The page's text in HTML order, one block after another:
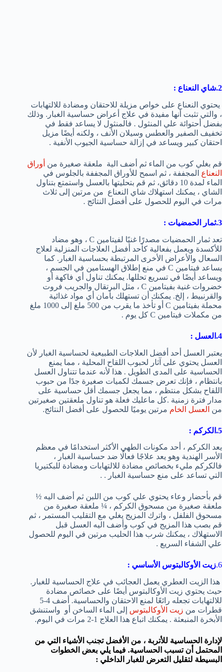
2.شاي النعناع
:
يحتوي النعناع على خواص مزيلة للاحتقان ومضادة للالتهابات
، والتي تثبت أنها مفيدة في علاج أعراض حساسية الغبار. وذلك
بفضل أحتوائة علي المنثول . فالمنثول لا يساعد فقط في
تخفيف الصفير والعطس وسيلان الأنف ، ولكنه أيضًا مزيل
احتقان كبير ويساعد في إزالة حساسية الجيوب الأنفية .
قم بغلي كوب من الماء ثم أضف الية ملعقة صغيرة من أوراق
النعناع المجففة ، ثم اسمح للأوراق المجففة بالجلوس في
الماء لمدة 10 دقائق، ثم قم بتحليتها بالعسل واستمتع بتناول
الشاي ، يمكنك استهلاك شاي النعناع من مرتين إلى ثلاث
مرات في اليوم للحصول على أفضل النتائج .
3.ثمار الحمضيات
:
تعد ثمار الحمضيات مصدرًا غنيًا لفيتامين C ، وهو مضاد
للأكسدة ويعمل بفعالية كأحد أفضل العلاجات المنزلية لعلاج
السعال والأعراض الأخرى المرتبطة بحساسية الغبار. كما
يساعد فيتامين C في منع إطلاق الهستامين في الجسم ،
ويساعد أيضًا في تسريع تحللها. يمكنك تناول أي فاكهة أو
خضروات غنية بفيتامين C ، مثل البرتقال والجريب فروت
والقرنبيط ، إلخ. يمكنك أن تستهلك بأمان أي مواد غذائية
محملة بفيتامين C أو تأخذ ما يقرب من 500 ملغ إلى 1000 ملغ
من مكملات فيتامين C كل يوم .
4.العسل
:
يعتبر العسل أحد أفضل العلاجات الطبيعية لحساسية الغبار لأن
العسل يحتوي على آثار لحبوب اللقاح المحلية ، مما يمنع
الحساسية على المدى الطويل . هذا لأنه عندما تتناول العسل
بانتظام ، فإنك تعرض جسمك لكميات صغيرة جدًا من حبوب
اللقاح بشكل منتظم ، مما يجعل جسمك أقل حساسية على
مدار فترة زمنية .كل ماعليك فعلة هو تناول ملعقتين صغيرتين
من العسل الخام مرتين يوميًا للحصول على أفضل النتائج.
5.الكركم
:
يعد الكركم ، أحد مكونات الطهي الأكثر استخدامًا في معظم
الأسر الهندية وهو يعد علاجًا فعالًا ضد حساسية الغبار ،
فالكركم مليء بخصائص مضادة للالتهابات ومضادة للبكتيريا
التي تساعد على منع حساسية الغبار . .
قم بأحضار وعاء يحتوي علي كوب من اللبن ثم أضف اليه ½
ملعقة صغيرة من مسحوق الكركم ، ¼ ملعقة صغيرة من
مسحوق الفلفل ، واترك المزيج يغلي مع التقليب المستمر ، ثم
قم بصب هذا المزيج في كوب وأضف اليه العسل قبل
الاستهلاك ، يمكنك شرب هذا الحليب مرتين في اليوم للحصول
علي الشفاء السريع .
6. زيت الأوكالبتوس الأساسي :
هذا الزيت العطري يعمل العجائب في علاج الحساسية للغبار.
حيث يحتوي زيت الأوكالبتوس أيضًا على خصائص مضادة
للالتهابات تجعله رائعًا لمنع الاحتقان والحساسية. أضف 4-5
قطرات من زيت الأوكالبتوس إلى الماء الساخن أو واستنشق
الأبخرة المنبعثة . يمكنك اتباع هذا العلاج 1-2 مرات في اليوم.
لإدارة الحساسية للأتربة ، من الأفضل تجنب الأشياء التي من
المحتمل أن تسبب الحساسية. فيما يلي بعض الخطوات
البسيطة لتقليل التعرض للغبار الداخلي :